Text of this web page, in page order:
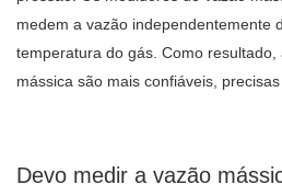
medem a vazão independentemente
temperatura do gás. Como
mássica são mais confiáveis,
Devo medir a vazão